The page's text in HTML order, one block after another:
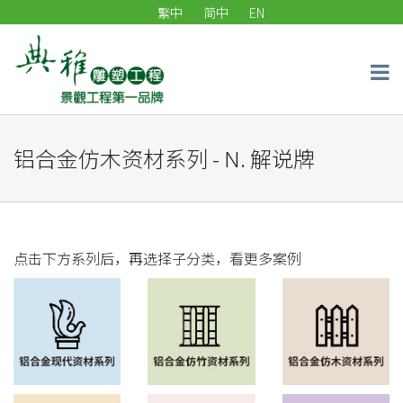
繁中 简中 EN
铝合金仿木资材系列 - N. 解说牌
点击下方系列后，再选择子分类，看更多案例